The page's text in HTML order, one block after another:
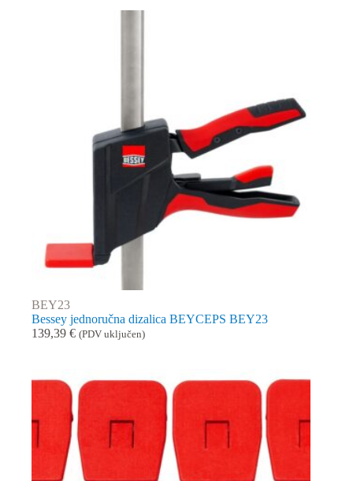
BEY23
Bessey jednoručna dizalica BEYCEPS BEY23
139,39 € (PDV uključen)